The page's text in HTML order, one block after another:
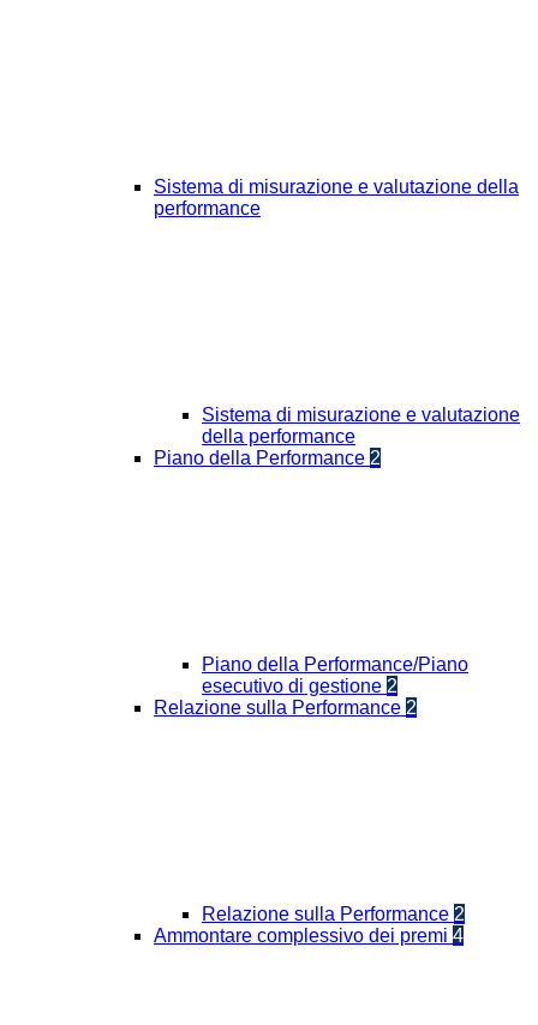
Sistema di misurazione e valutazione della
performance
Sistema di misurazione e valutazione
della performance
Piano della Performance 2
Piano della Performance/Piano
esecutivo di gestione 2
Relazione sulla Performance 2
Relazione sulla Performance 2
Ammontare complessivo dei premi 4